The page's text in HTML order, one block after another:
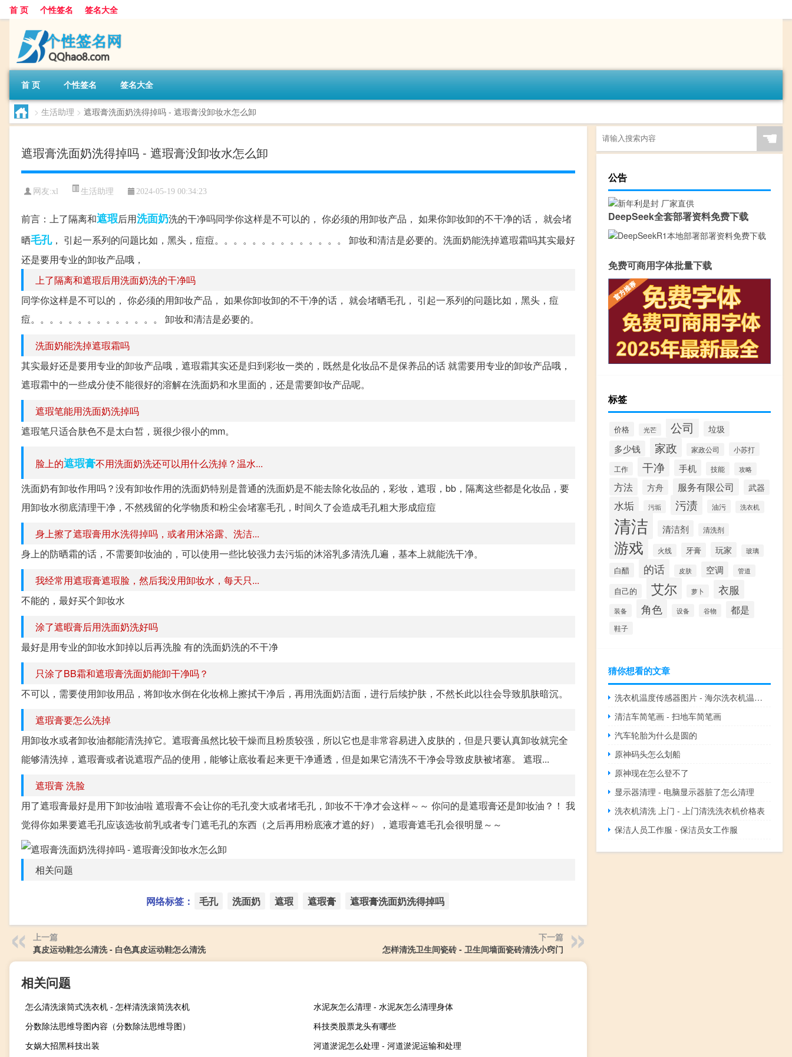
首 页 个性签名 签名大全
首 页 个性签名 签名大全
> 生活助理 > 遮瑕膏洗面奶洗得掉吗 - 遮瑕膏没卸妆水怎么卸
遮瑕膏洗面奶洗得掉吗 - 遮瑕膏没卸妆水怎么卸
网友:xl 生活助理 2024-05-19 00:34:23
前言：上了隔离和遮瑕后用洗面奶洗的干净吗同学你这样是不可以的， 你必须的用卸妆产品， 如果你卸妆卸的不干净的话， 就会堵
晒毛孔， 引起一系列的问题比如，黑头，痘痘。。。。。。。。。。。。。。 卸妆和清洁是必要的。洗面奶能洗掉遮瑕霜吗其实最好
还是要用专业的卸妆产品哦，
上了隔离和遮瑕后用洗面奶洗的干净吗
同学你这样是不可以的， 你必须的用卸妆产品， 如果你卸妆卸的不干净的话， 就会堵晒毛孔， 引起一系列的问题比如，黑头，痘
痘。。。。。。。。。。。。。。 卸妆和清洁是必要的。
洗面奶能洗掉遮瑕霜吗
其实最好还是要用专业的卸妆产品哦，遮瑕霜其实还是归到彩妆一类的，既然是化妆品不是保养品的话 就需要用专业的卸妆产品哦，
遮瑕霜中的一些成分使不能很好的溶解在洗面奶和水里面的，还是需要卸妆产品呢。
遮瑕笔能用洗面奶洗掉吗
遮瑕笔只适合肤色不是太白皙，斑很少很小的mm。
脸上的遮瑕膏不用洗面奶洗还可以用什么洗掉？温水...
洗面奶有卸妆作用吗？没有卸妆作用的洗面奶特别是普通的洗面奶是不能去除化妆品的，彩妆，遮瑕，bb，隔离这些都是化妆品，要
用卸妆水彻底清理干净，不然残留的化学物质和粉尘会堵塞毛孔，时间久了会造成毛孔粗大形成痘痘
身上擦了遮瑕膏用水洗得掉吗，或者用沐浴露、洗洁...
身上的防晒霜的话，不需要卸妆油的，可以使用一些比较强力去污垢的沐浴乳多清洗几遍，基本上就能洗干净。
我经常用遮瑕膏遮瑕脸，然后我没用卸妆水，每天只...
不能的，最好买个卸妆水
涂了遮暇膏后用洗面奶洗好吗
最好是用专业的卸妆水卸掉以后再洗脸 有的洗面奶洗的不干净
只涂了BB霜和遮瑕膏洗面奶能卸干净吗？
不可以，需要使用卸妆用品，将卸妆水倒在化妆棉上擦拭干净后，再用洗面奶洁面，进行后续护肤，不然长此以往会导致肌肤暗沉。
遮瑕膏要怎么洗掉
用卸妆水或者卸妆油都能清洗掉它。遮瑕膏虽然比较干燥而且粉质较强，所以它也是非常容易进入皮肤的，但是只要认真卸妆就完全
能够清洗掉，遮瑕膏或者说遮瑕产品的使用，能够让底妆看起来更干净通透，但是如果它清洗不干净会导致皮肤被堵塞。 遮瑕...
遮瑕膏 洗脸
用了遮瑕膏最好是用下卸妆油啦 遮瑕膏不会让你的毛孔变大或者堵毛孔，卸妆不干净才会这样～～ 你问的是遮瑕膏还是卸妆油？！ 我
觉得你如果要遮毛孔应该选妆前乳或者专门遮毛孔的东西（之后再用粉底液才遮的好），遮瑕膏遮毛孔会很明显～～
相关问题
网络标签： 毛孔 洗面奶 遮瑕 遮瑕膏 遮瑕膏洗面奶洗得掉吗
上一篇
真皮运动鞋怎么清洗 - 白色真皮运动鞋怎么清洗
下一篇
怎样清洗卫生间瓷砖 - 卫生间墙面瓷砖清洗小窍门
相关问题
怎么清洗滚筒式洗衣机 - 怎样清洗滚筒洗衣机
水泥灰怎么清理 - 水泥灰怎么清理身体
分数除法思维导图内容（分数除法思维导图）
科技类股票龙头有哪些
女娲大招黑科技出装
河道淤泥怎么处理 - 河道淤泥运输和处理
☚
公告
DeepSeek全套部署资料免费下载
免费可商用字体批量下载
标签
价格 光芒 公司 垃圾
多少钱 家政 家政公司
小苏打
工作
干净 手机 技能 攻略
方法 方舟 服务有限公司 武器
水垢 污垢 污渍 油污 洗衣机
清洁 清洁剂 清洗剂
游戏 火线 牙膏 玩家 玻璃
白醋 的话 皮肤 空调 管道
自己的 艾尔 萝卜 衣服
装备 角色 设备 谷物 都是
鞋子
猜你想看的文章
洗衣机温度传感器图片 - 海尔洗衣机温度传感器位置图
清洁车简笔画 - 扫地车简笔画
汽车轮胎为什么是圆的
原神码头怎么划船
原神现在怎么登不了
显示器清理 - 电脑显示器脏了怎么清理
洗衣机清洗 上门 - 上门清洗洗衣机价格表
保洁人员工作服 - 保洁员女工作服